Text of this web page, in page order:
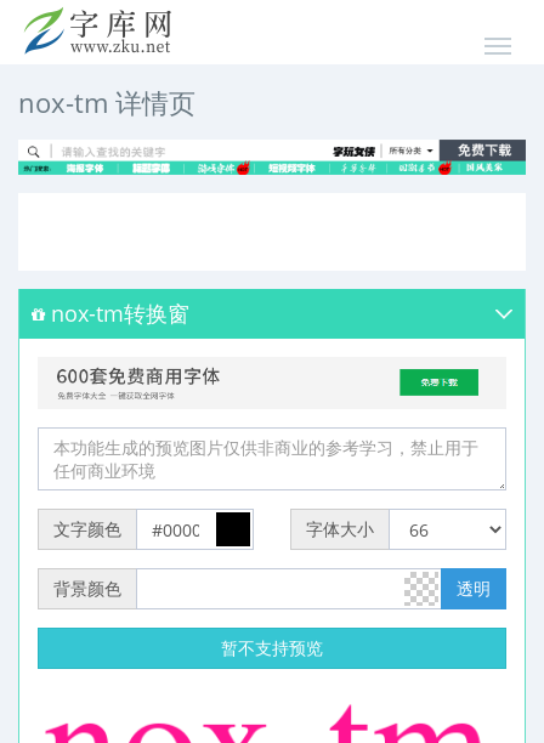
nox-tm 详情页
nox-tm转换窗
文字颜色 字体大小
背景颜色 透明
暂不支持预览